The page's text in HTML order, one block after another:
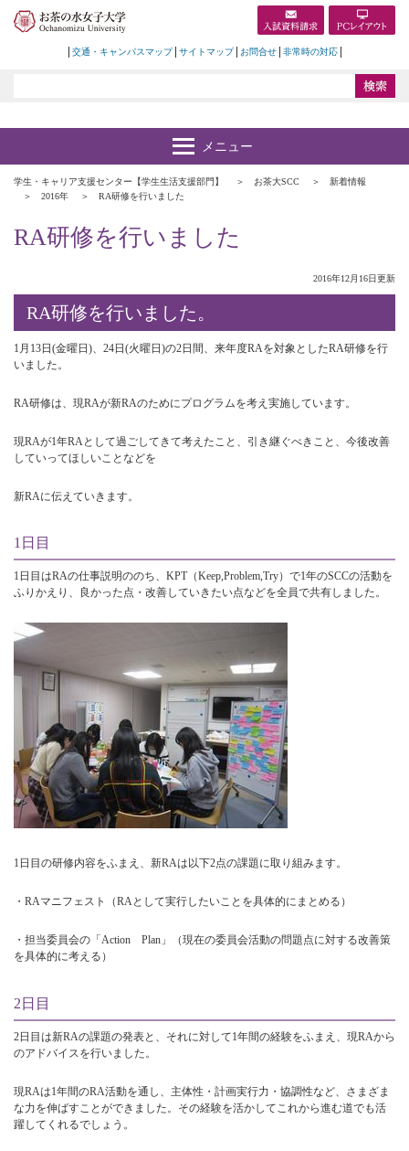
交通・キャンパスマップ サイトマップ お問合せ 非常時の対応
学生・キャリア支援センター【学生生活支援部門】 お茶大SCC
新着情報
2016年
RA研修を行いました
RA研修を行いました
2016年12月16日更新
RA研修を行いました。
1月13日(金曜日)、24日(火曜日)の2日間、来年度RAを対象としたRA研修を行
いました。
RA研修は、現RAが新RAのためにプログラムを考え実施しています。
現RAが1年RAとして過ごしてきて考えたこと、引き継ぐべきこと、今後改善
していってほしいことなどを
新RAに伝えていきます。
1日目
1日目はRAの仕事説明ののち、KPT（Keep,Problem,Try）で1年のSCCの活動を
ふりかえり、良かった点・改善していきたい点などを全員で共有しました。
1日目の研修内容をふまえ、新RAは以下2点の課題に取り組みます。
・RAマニフェスト（RAとして実行したいことを具体的にまとめる）
・担当委員会の「Action Plan」（現在の委員会活動の問題点に対する改善策
を具体的に考える）
2日目
2日目は新RAの課題の発表と、それに対して1年間の経験をふまえ、現RAから
のアドバイスを行いました。
現RAは1年間のRA活動を通し、主体性・計画実行力・協調性など、さまざま
な力を伸ばすことができました。その経験を活かしてこれから進む道でも活
躍してくれるでしょう。